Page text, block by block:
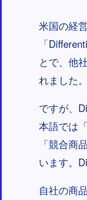
米国の経
「
とで、他
れました。
ですが、
本語では
「競合商
います。
自社の商